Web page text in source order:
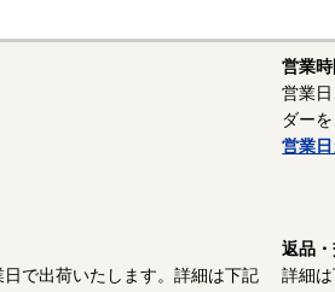
メートル細目ねじ：JIS B 0205に規定され
「M」が付き、呼び径の後にピッチを表す
で、並目/細目/極細目等複数存在する場合
ニファイねじ：海外（アメリカ）で現在
営業時
営業
ダー
営業
で出荷いたします。詳細は下記
返品
詳細は